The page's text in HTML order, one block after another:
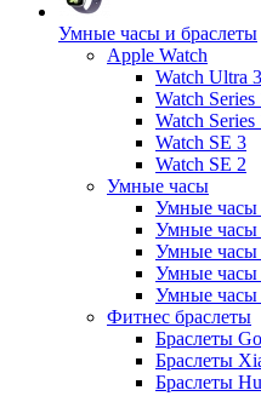
Умные часы и браслеты
Apple Watch
Watch Ultra 3
Watch Series
Watch Series
Watch SE 3
Watch SE 2
Умные часы
Умные часы
Умные часы
Умные часы
Умные часы
Умные часы
Фитнес браслеты
Браслеты
Браслеты
Браслеты